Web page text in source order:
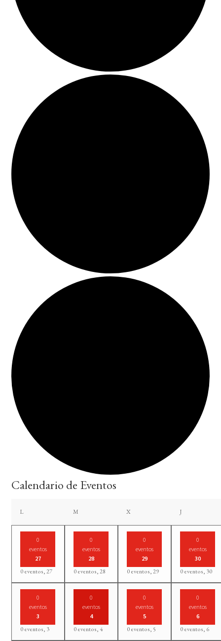
Calendario de Eventos
Llunes Mmartes Xmiércoles Jjueves
0
eventos
27
0 eventos,27
0
eventos
28
0 eventos,28
0
eventos
29
0 eventos,29
0
eventos
30
0 eventos, 30
0
eventos
3
0 eventos, 3
0
eventos
4
0 eventos, 4
0
eventos
5
0 eventos,5
0
eventos
6
0 eventos, 6